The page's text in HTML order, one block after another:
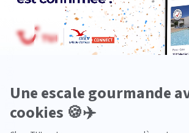
Plongée
Premium